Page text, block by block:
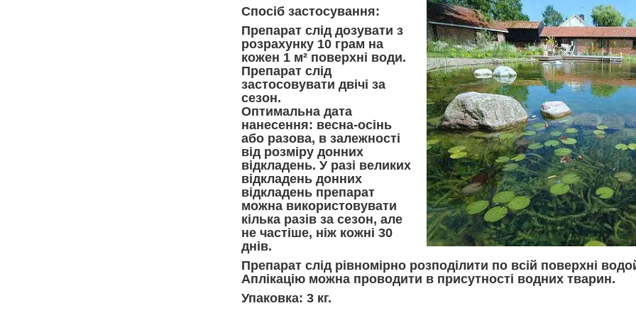
Спосіб застосування:
Препарат слід дозувати з
розрахунку 10 грам на
кожен 1 м² поверхні води.
Препарат слід
застосовувати двічі за
сезон.
Оптимальна дата
нанесення: весна-осінь
або разова, в залежності
від розміру донних
відкладень. У разі великих
відкладень донних
відкладень препарат
можна використовувати
кілька разів за сезон, але
не частіше, ніж кожні 30
днів.
Препарат слід рівномірно розподілити по всій поверхні
Аплікацію можна проводити в присутності водних тварин.
Упаковка: 3 кг.